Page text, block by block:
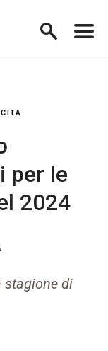
per le
2024
stagione di